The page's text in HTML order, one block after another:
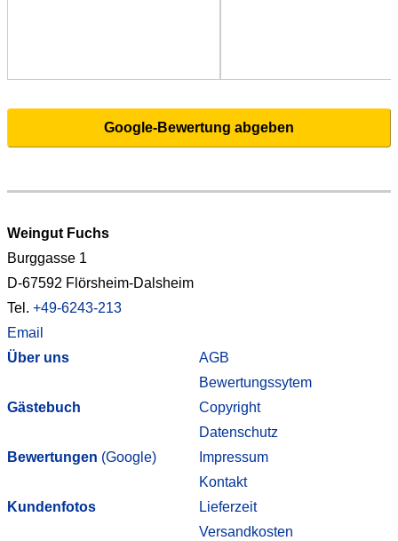
Google-Bewertung abgeben
Weingut Fuchs
Burggasse 1
D-67592 Flörsheim-Dalsheim
Tel. +49-6243-213
Email
Über uns
Gästebuch
Bewertungen (Google)
Kundenfotos
AGB
Bewertungssytem
Copyright
Datenschutz
Impressum
Kontakt
Lieferzeit
Versandkosten